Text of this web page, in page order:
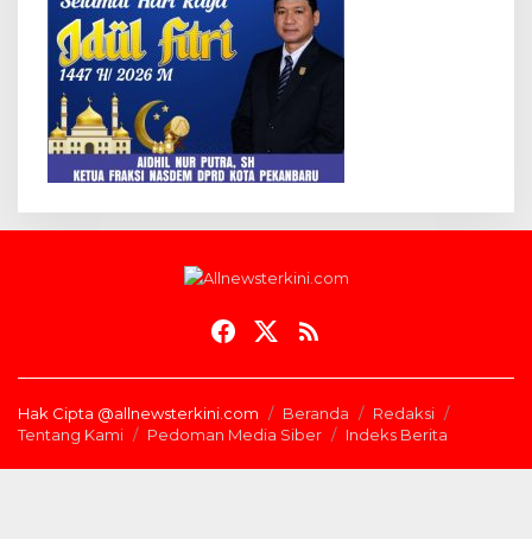
Hak Cipta @allnewsterkini.com Beranda
Redaksi
Tentang Kami
Pedoman Media Siber Indeks Berita